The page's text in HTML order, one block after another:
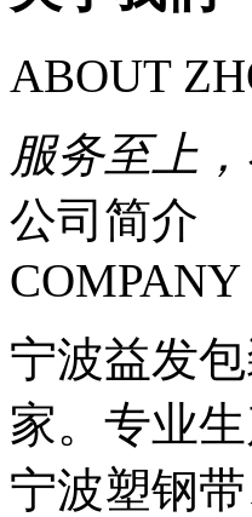
ABOUT
服务至上
公司简介
宁波益发
家。专业
宁波塑钢